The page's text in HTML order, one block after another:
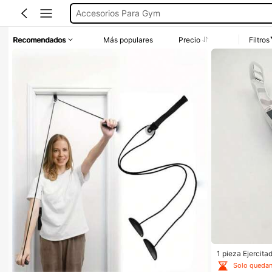
Ejercicio Brazos
Recomendados Más populares Precio Filtros
1 pieza
ar grasa
Solo